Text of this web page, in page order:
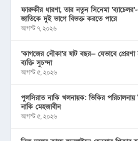
ফারুকীর ধারণা, তার নতুন সিনেমা
জাতিকে দুই ভাগে বিভক্ত করতে পারে
আগস্ট ৭, ২০২৬
‘কাগজের নৌকা’র ষাট বছর— যেভাবে
ব্যক্তি সুচন্দা
আগস্ট ৫, ২০২৬
পুলসিরাত নাকি খলনায়ক: ভিকির
নাকি মেহজাবীন
আগস্ট ৫, ২০২৬